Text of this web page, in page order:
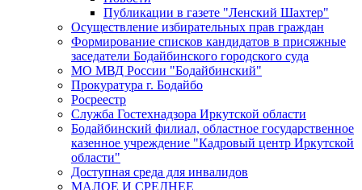
Публикации в газете "Ленский Шахтер"
Осуществление избирательных прав граждан
Формирование списков кандидатов в присяжные
заседатели Бодайбинского городского суда
МО МВД России "Бодайбинский"
Прокуратура г. Бодайбо
Росреестр
Служба Гостехнадзора Иркутской области
Бодайбинский филиал, областное государственное
казенное учреждение "Кадровый центр Иркутской
области"
Доступная среда для инвалидов
МАЛОЕ И СРЕДНЕЕ